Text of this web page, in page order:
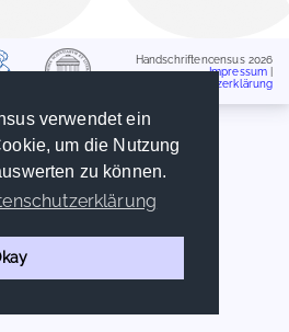
verwendet ein
um die Nutzung
zu können.
Handschriftencensus 2026
Impressum
Datenschutzerklärung